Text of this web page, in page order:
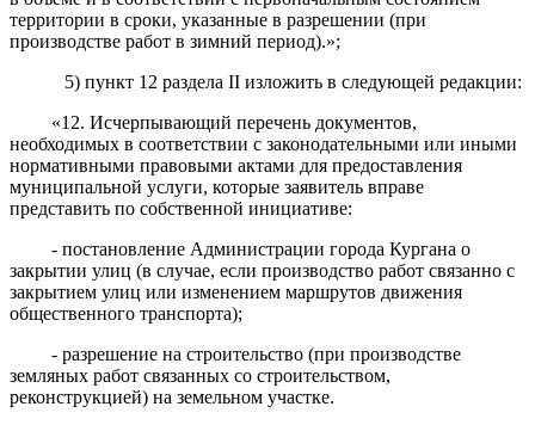
территории в сроки, указанные в разрешении (при
производстве работ в зимний период).»;
5)пункт 12 раздела II изложить в следующей редакции:
«12. Исчерпывающий перечень документов,
необходимых в соответствии с законодательными или иными
нормативными правовыми актами для предоставления
муниципальной услуги, которые заявитель вправе
представить по собственной инициативе:
- постановление Администрации города Кургана о
закрытии улиц (в случае, если производство работ связанно с
закрытием улиц или изменением маршрутов движения
общественного транспорта);
- разрешение на строительство (при производстве
земляных работ связанных со строительством,
реконструкцией) на земельном участке.